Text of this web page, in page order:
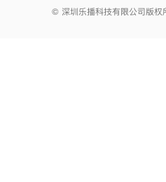
© 深圳乐播科技有限公司版权